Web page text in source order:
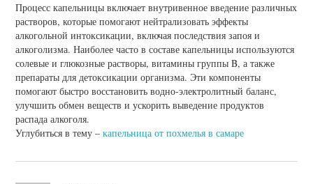
Процесс капельницы включает внутривенное введение различных
растворов, которые помогают нейтрализовать эффекты
алкогольной интоксикации, включая последствия запоя и
алкоголизма. Наиболее часто в составе капельницы используются
солевые и глюкозные растворы, витамины группы B, а также
препараты для детоксикации организма. Эти компоненты
помогают быстро восстановить водно-электролитный баланс,
улучшить обмен веществ и ускорить выведение продуктов
распада алкоголя.
Углубиться в тему –капельница от похмелья в самаре